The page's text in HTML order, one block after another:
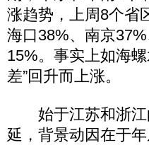
涨趋势，上周8个省
海口38%、南京
15%。事实上如海
差”回升而上涨。
始于江苏和浙江
延，背景动因在于